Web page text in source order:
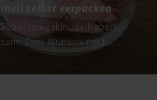
selbst verpacken
haben
Den Wunsch nach
für euch kreative